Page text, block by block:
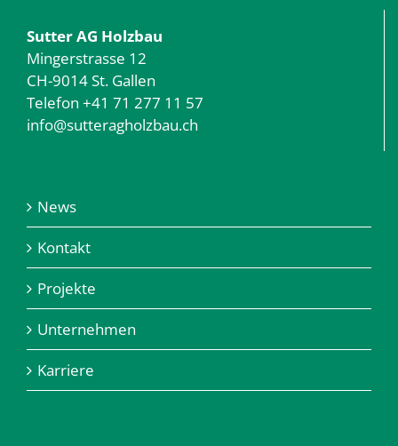
Sutter AG Holzbau
Mingerstrasse 12
CH-9014 St. Gallen
Telefon +41 71 277 11 57
info@sutteragholzbau.ch
News
Kontakt
Projekte
Unternehmen
Karriere